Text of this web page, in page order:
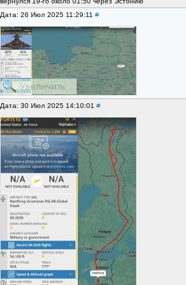
Дата: 26 Июл 2025 11:29:11 #
Дата: 30 Июл 2025 14:10:01 #